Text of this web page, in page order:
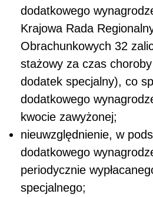
dodatkowego
Krajowa Rada
Obrachunkowych 32
stażowy za czas
dodatek specjalny), co
dodatkowego
kwocie zawyżonej;
nieuwzględnienie, w
dodatkowego
periodycznie
specjalnego;